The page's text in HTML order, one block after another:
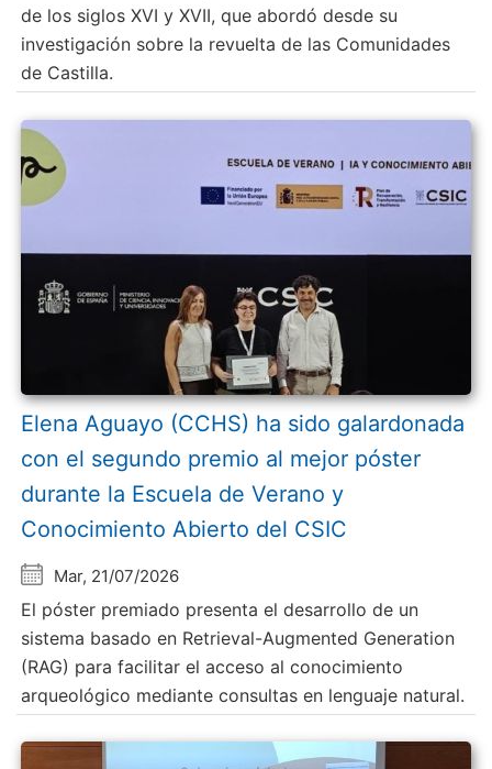
de los siglos XVI y XVII, que abordó desde su
investigación sobre la revuelta de las Comunidades
de Castilla.
Elena Aguayo (CCHS) ha sido galardonada
con el segundo premio al mejor póster
durante la Escuela de Verano y
Conocimiento Abierto del CSIC
Mar, 21/07/2026
El póster premiado presenta el desarrollo de un
sistema basado en Retrieval-Augmented Generation
(RAG) para facilitar el acceso al conocimiento
arqueológico mediante consultas en lenguaje natural.